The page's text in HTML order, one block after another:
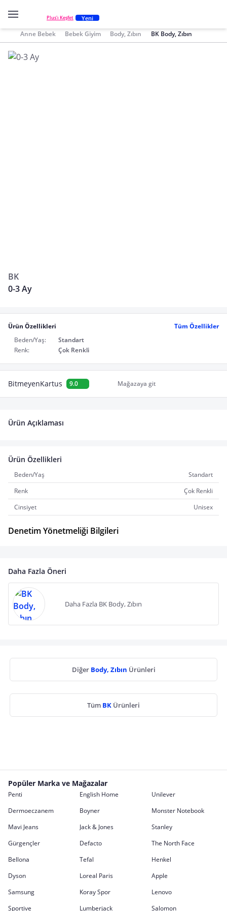
Plus'ı Keşfet Yeni
Anne Bebek Bebek Giyim Body, Zıbın BK Body, Zıbın
BK
0-3 Ay
Ürün Özellikleri
Tüm Özellikler
Beden/Yaş:
Standart
Renk:
Çok Renkli
BitmeyenKartus 9.0 Mağazaya git
Ürün Açıklaması
Ürün Özellikleri
Beden/Yaş
Standart
Renk
Çok Renkli
Cinsiyet
Unisex
Denetim Yönetmeliği Bilgileri
Daha Fazla Öneri
Daha Fazla BK Body, Zıbın
Diğer Body, Zıbın Ürünleri
Tüm BK Ürünleri
Popüler Marka ve Mağazalar
Penti English Home
Unilever
Dermoeczanem
Boyner
Monster Notebook
Mavi Jeans
Jack & Jones
Stanley
Gürgençler
Defacto
The North Face
Bellona
Tefal
Henkel
Dyson
Loreal Paris
Apple
Samsung
Koray Spor
Lenovo
Sportive
Lumberjack Salomon